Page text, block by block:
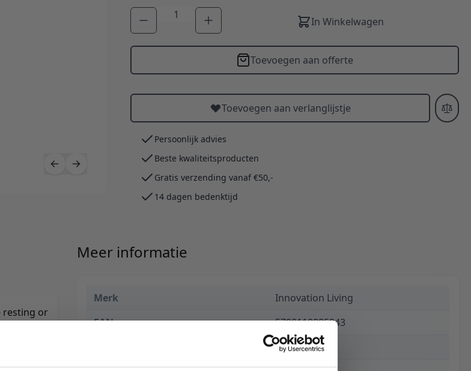
Aantal
In Winkelwagen
Toevoegen aan offerte
Toevoegen aan verlanglijstje
Persoonlijk advies
Beste kwaliteitsproducten
Gratis verzending vanaf €50,-
14 dagen bedenktijd
resting or
Meer informatie
Merk
Innovation Living
EAN
5700110885843
€ 616,00